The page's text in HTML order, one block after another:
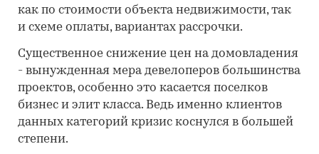
как по стоимости объекта недвижимости, так
и схеме оплаты, вариантах рассрочки.
Существенное снижение цен на домовладения
- вынужденная мера девелоперов большинства
проектов, особенно это касается поселков
бизнес и элит класса. Ведь именно клиентов
данных категорий кризис коснулся в большей
степени.